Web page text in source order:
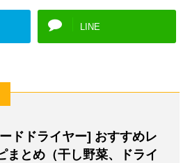
LINE
ドドライヤー] おすすめレ
まとめ（干し野菜、ドライ